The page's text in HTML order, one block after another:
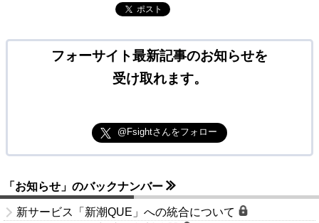
ポスト
フォーサイト最新記事のお知らせを
受け取れます。
@Fsightさんをフォロー
「お知らせ」のバックナンバー
新サービス「新潮QUE」への統合について